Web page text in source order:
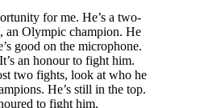
for me. He’s a two-
an Olympic champion. He
good on the microphone.
an honour to fight him.
two fights, look at who he
He’s still in the top.
to fight him.